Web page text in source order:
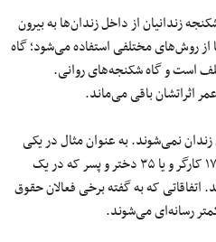
زندانیان از داخل زندان‌ها به بیرون
از روش‌های مختلفی استفاده می‌شود؛ گاه
است و گاه شکنجه‌های روانی.
اثراتشان باقی می‌ماند.
نمی‌شوند. به عنوان مثال در یکی
دو ماه اخیر خبرهایی از شلاق خوردن ۱۷ کارگر و یا ۳۵ دختر و پسر که در یک
که به گفته برخی فعالان حقوق
رسانه‌ای می‌شوند.